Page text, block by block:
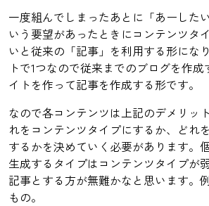
一度組んでしまったあとに「あーした
いう要望があったときにコンテンツタ
いと従来の「記事」を利用する形にな
トで1つなので従来までのブログを作
イトを作って記事を作成する形です。
なので各コンテンツは上記のデメリッ
れをコンテンツタイプにするか、どれ
するかを決めていく必要があります。
生成するタイプはコンテンツタイプが
記事とする方が無難かなと思います。
もの。